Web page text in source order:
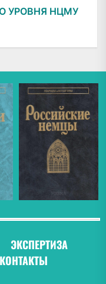
УРОВНЯ НЦМУ
ЭКСПЕРТИЗА
КОНТАКТЫ